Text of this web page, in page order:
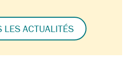
LES ACTUALITÉS